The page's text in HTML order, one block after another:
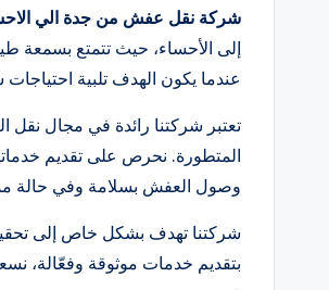
شركة نقل عفش من جدة الي
إلى الأحساء، حيث تتمتع بسمعة
عندما يكون الهدف تلبية
تعتبر شركتنا رائدة في مجال
المتطورة. نحرص على تقديم
وصول العفش بسلامة وفي حالة
شركتنا تهدف بشكل خاص إلى
بتقديم خدمات موثوقة وفعّالة،